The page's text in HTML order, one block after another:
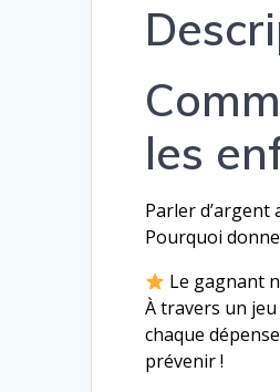
les
Parler d’argent
Pourquoi
Le gagnant
À travers un
chaque
prévenir !